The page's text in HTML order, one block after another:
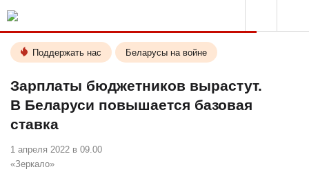
Поддержать нас Беларусы на войне
Зарплаты бюджетников вырастут.
В Беларуси повышается базовая
ставка
1 апреля 2022 в 09.00
«Зеркало»